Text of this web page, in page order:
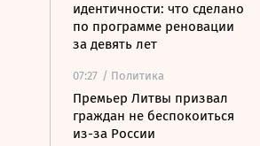
идентичности: что сделано
по программе реновации
за девять лет
07:27 / Политика
Премьер Литвы призвал
граждан не беспокоиться
из-за России